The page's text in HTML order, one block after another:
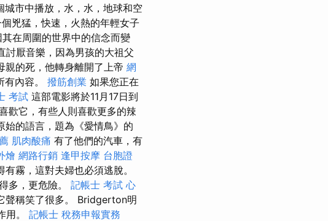
市中播放，水，水，地球和空
兇猛，快速，火熱的年輕女子
在周圍的世界中的信念而變
厭音樂，因為男孩的大祖父
親的死，他轉身離開了上帝 網
內容。 撥筋創業 如果您正在
考試 這部電影將於11月17日到
歡它，有些人則喜歡更多的辣
的語言，題為《愛情鳥》的
肌肉酸痛 有了他們的汽車，有
燴 網路行銷 逢甲按摩 台胞證
霧，這對夫婦也必須逃脫。
多，更危險。 記帳士 考試 心
聲稱笑了很多。 Bridgerton明
用。 記帳士 稅務申報實務